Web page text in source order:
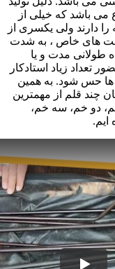
موضوع می باشد که خیلی از
میله های 35 ، 55 ، 65 پارچه را دارند ولی یکسری از
های خاص ، به شدت
طولانی مدت و یا
تعداد زیاد استادکار
ها حس شود. به همین
11 پارچه پارسیان چند قلم از مهمترین
دو خم، سه خم،